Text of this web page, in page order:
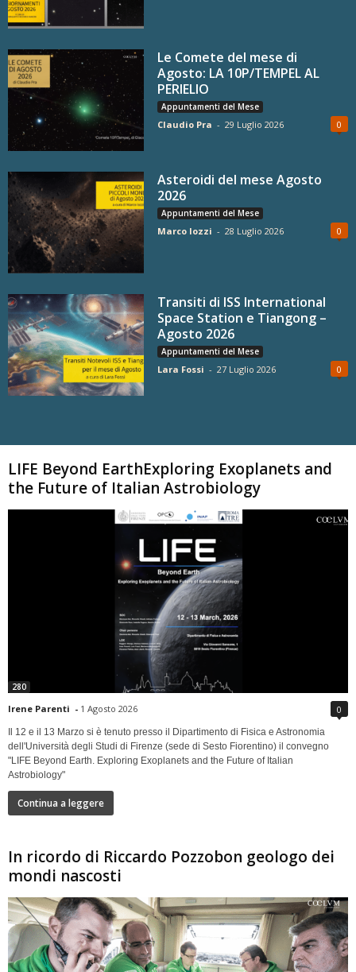
Le Comete del mese di
Agosto: LA 10P/TEMPEL AL
PERIELIO
Appuntamenti del Mese
Claudio Pra - 29 Luglio 2026 0
Asteroidi del mese Agosto
2026
Appuntamenti del Mese
Marco Iozzi - 28 Luglio 2026 0
Transiti di ISS International
Space Station e Tiangong –
Agosto 2026
Appuntamenti del Mese
Lara Fossi - 27 Luglio 2026 0
LIFE Beyond EarthExploring Exoplanets and
the Future of Italian Astrobiology
280
Irene Parenti - 1 Agosto 2026 0
Il 12 e il 13 Marzo si è tenuto presso il Dipartimento di Fisica e Astronomia
dell'Università degli Studi di Firenze (sede di Sesto Fiorentino) il convegno
"LIFE Beyond Earth. Exploring Exoplanets and the Future of Italian
Astrobiology"
Continua a leggere
In ricordo di Riccardo Pozzobon geologo dei
mondi nascosti